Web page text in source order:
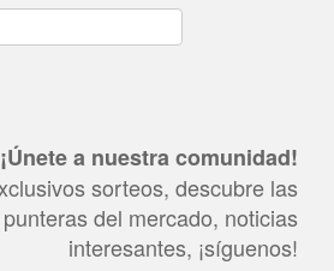
¡Únete a nuestra comunidad!
sorteos, descubre las
del mercado, noticias
interesantes, ¡síguenos!